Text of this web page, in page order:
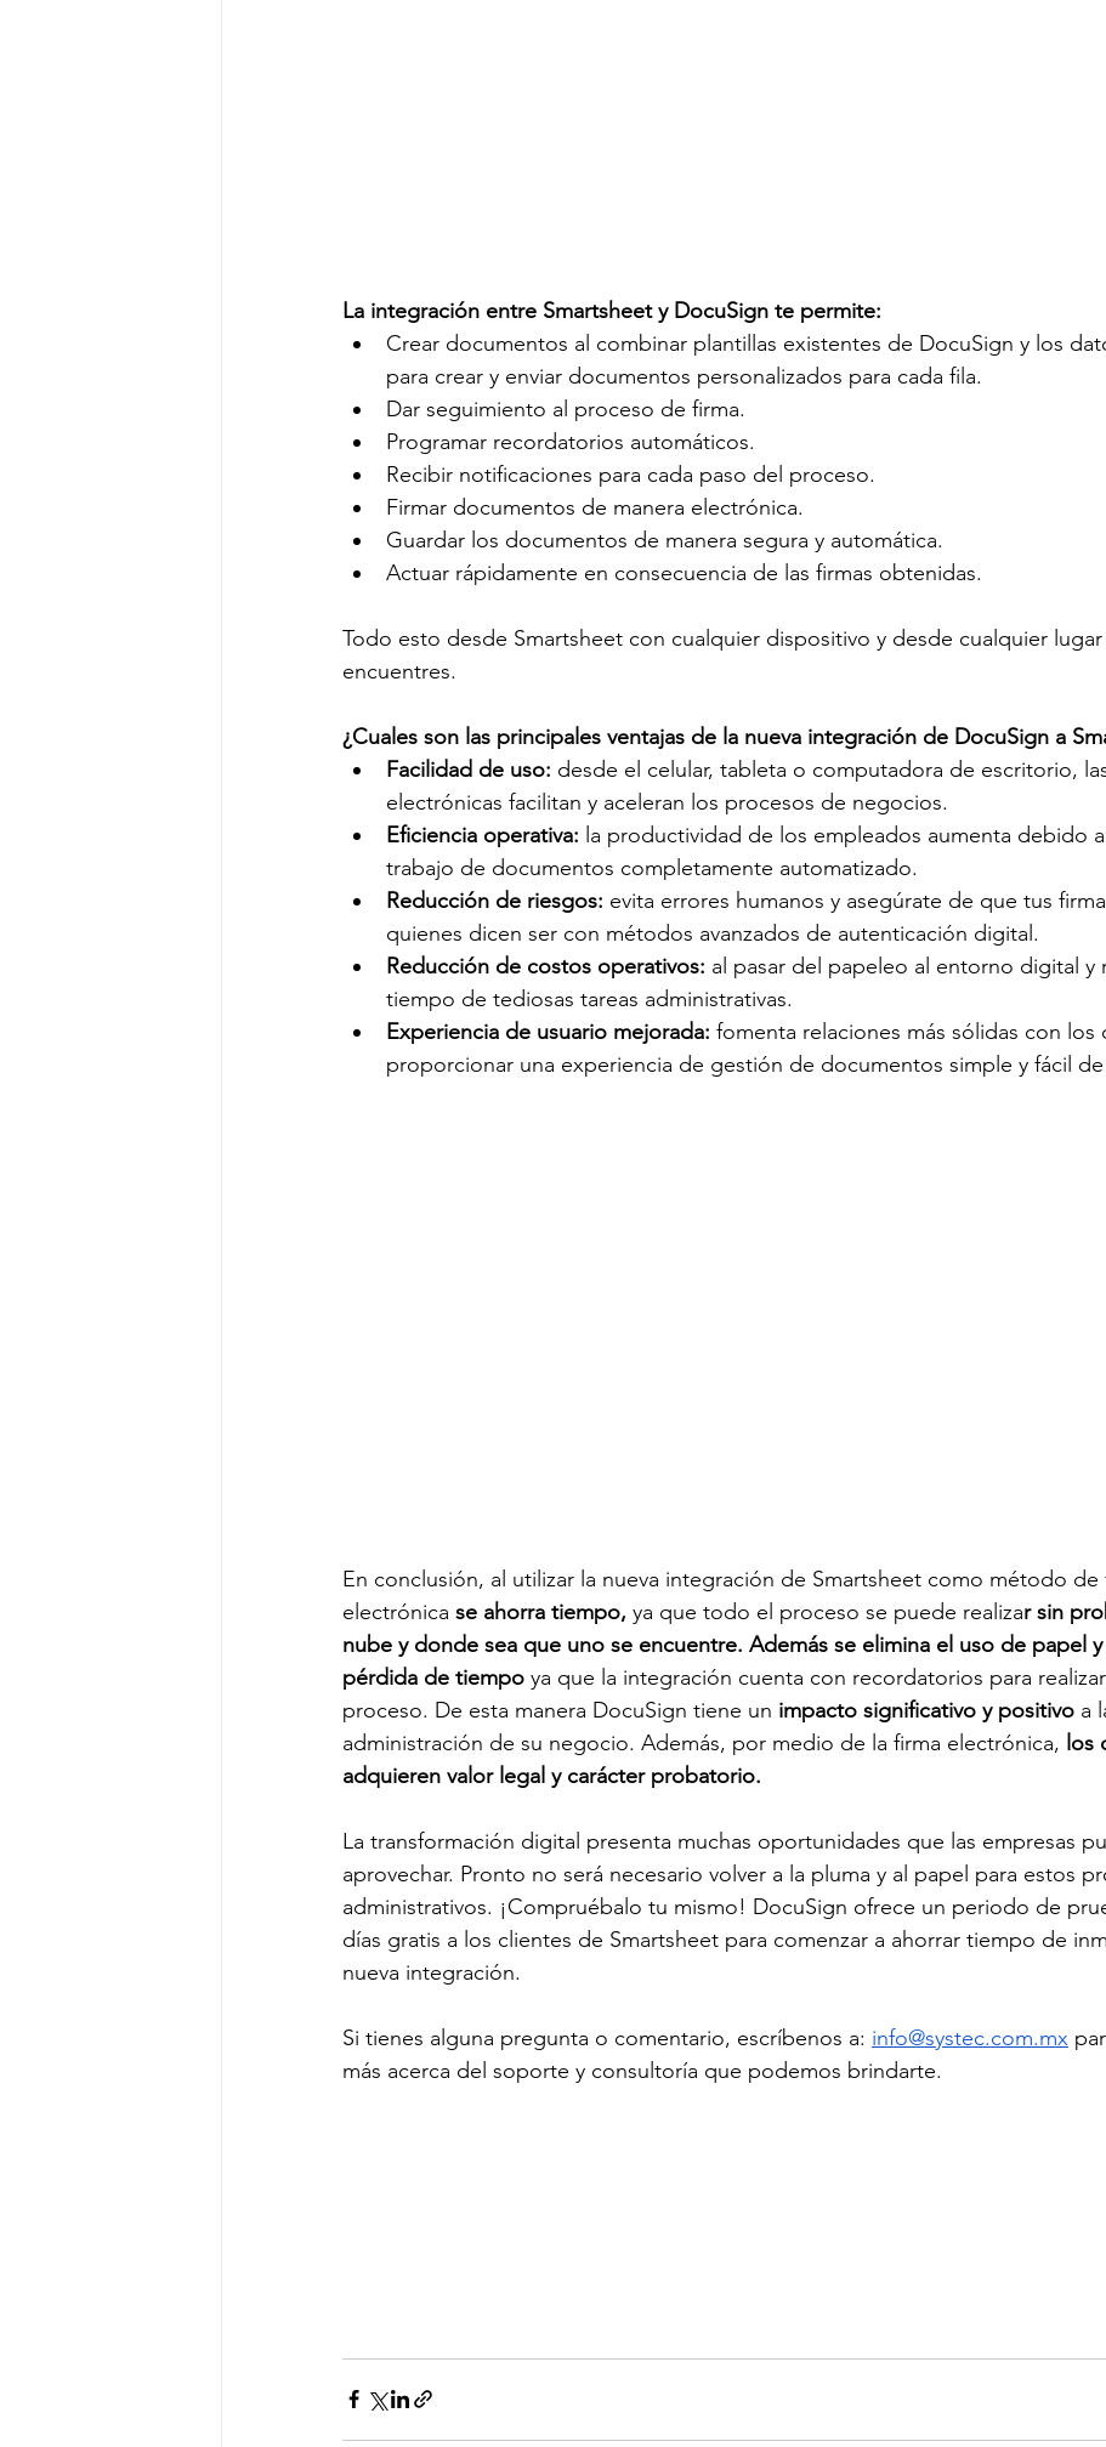
La integración entre Smartsheet y DocuSign te permite:
Crear documentos al combinar plantillas existentes de DocuSign y los
para crear y enviar documentos personalizados para cada fila.
Dar seguimiento al proceso de firma.
Programar recordatorios automáticos.
Recibir notificaciones para cada paso del proceso.
Firmar documentos de manera electrónica.
Guardar los documentos de manera segura y automática.
Actuar rápidamente en consecuencia de las firmas obtenidas.
Todo esto desde Smartsheet con cualquier dispositivo y desde cualquier
encuentres.
¿Cuales son las principales ventajas de la nueva integración de DocuSign a
Facilidad de uso: desde el celular, tableta o computadora de escritorio,
electrónicas facilitan y aceleran los procesos de negocios.
Eficiencia operativa: la productividad de los empleados aumenta debido
trabajo de documentos completamente automatizado.
Reducción de riesgos: evita errores humanos y asegúrate de que tus
quienes dicen ser con métodos avanzados de autenticación digital.
Reducción de costos operativos: al pasar del papeleo al entorno digital y
tiempo de tediosas tareas administrativas.
Experiencia de usuario mejorada: fomenta relaciones más sólidas con los
proporcionar una experiencia de gestión de documentos simple y fácil de
En conclusión, al utilizar la nueva integración de Smartsheet como método de
electrónica se ahorra tiempo, ya que todo el proceso se puede realizar sin
nube y donde sea que uno se encuentre. Además se elimina el uso de papel
pérdida de tiempo ya que la integración cuenta con recordatorios para
proceso. De esta manera DocuSign tiene un impacto significativo y positivo a
administración de su negocio. Además, por medio de la firma electrónica, los
adquieren valor legal y carácter probatorio.
La transformación digital presenta muchas oportunidades que las empresas
aprovechar. Pronto no será necesario volver a la pluma y al papel para estos
administrativos. ¡Compruébalo tu mismo! DocuSign ofrece un periodo de
días gratis a los clientes de Smartsheet para comenzar a ahorrar tiempo de
nueva integración.
Si tienes alguna pregunta o comentario, escríbenos a: info@systec.com.mx
más acerca del soporte y consultoría que podemos brindarte.